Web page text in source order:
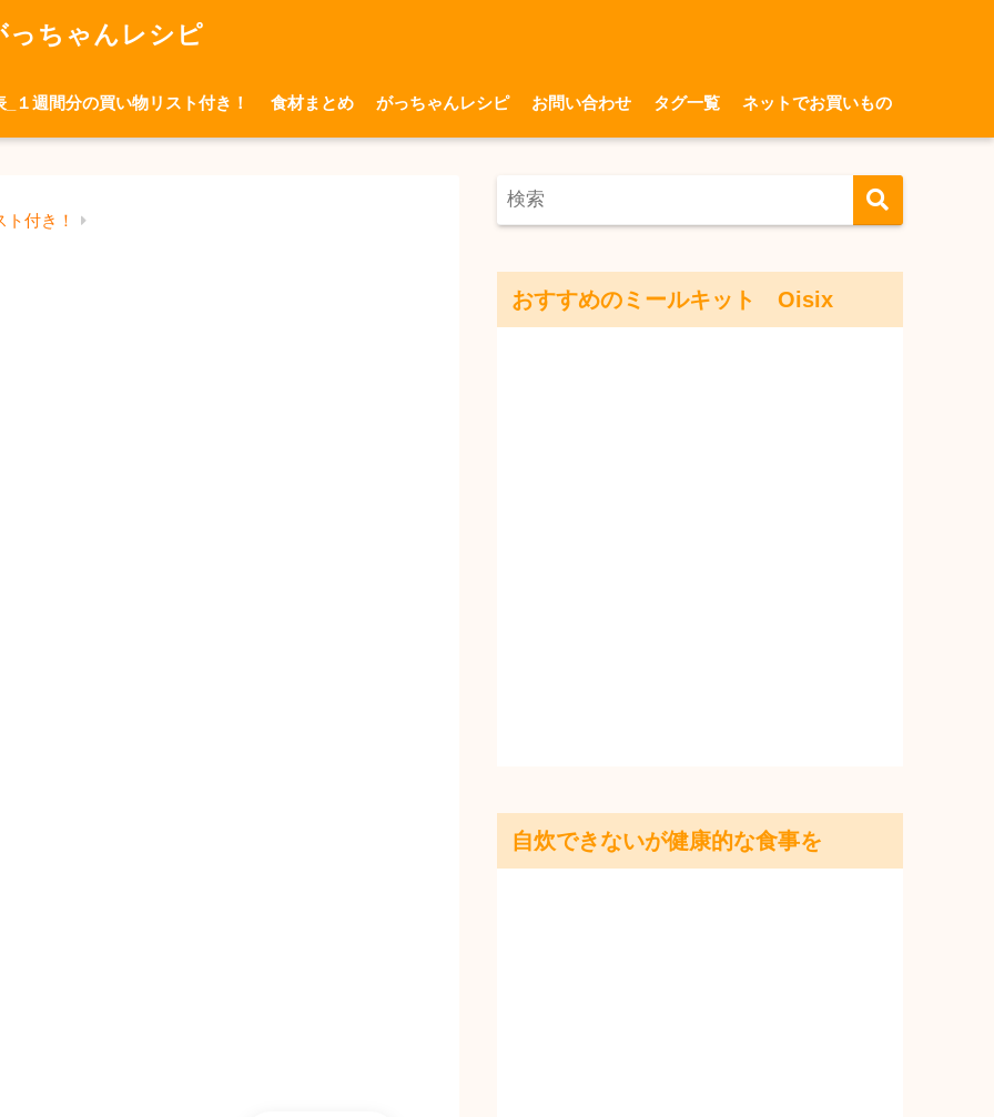
ちゃんレシピ
１週間分の買い物リスト付き！ 食材まとめ がっちゃんレシピ お問い合わせ タグ一覧 ネットでお買いもの
付き！
おすすめのミールキット Oisix
自炊できないが健康的な食事を